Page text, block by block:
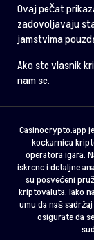
Ovaj pečat
zadovoljavaju
jamstvima
Ako ste vlasnik
nam se.
Casinocrypto.app
kockarnica
operatora igara.
iskrene i detaljne
su posvećeni
kriptovaluta. Iako
umu da naš
osigurate da